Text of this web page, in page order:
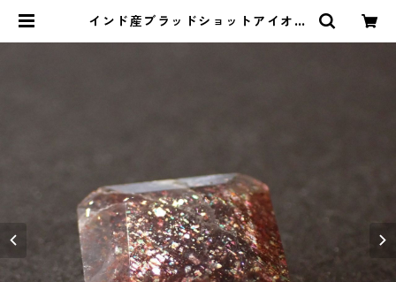
インド産ブラッドショットアイオラ